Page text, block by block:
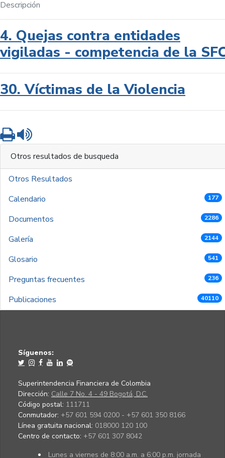
Descripción
4. Quejas contra entidades
vigiladas - competencia de la
30. Víctimas de la Violencia
Imprimir
Otros resultados de busqueda
Otros Resultados
Calendario
177
Documentos 2286
Galería 2144
Glosario 541
Preguntas frecuentes 236
Publicaciones 40110
Síguenos:
Superintendencia Financiera de Colombia
Dirección: Calle 7 No. 4 - 49 Bogotá, D.C.
Código postal: 111711
Conmutador: +57 601 594 0200 - +57 601 350 8166
Línea gratuita nacional: 018000 120 100
Centro de contacto: +57 601 307 8042
Lunes a viernes de 8:00 a.m. a 6:00 p.m. jornada